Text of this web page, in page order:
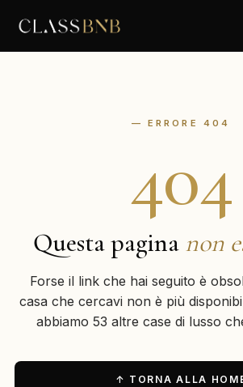
— ERRORE 404
404
Questa pagina non
Forse il link che hai seguito è
casa che cercavi non è più
abbiamo 53 altre case di lusso
↑ TORNA ALLA